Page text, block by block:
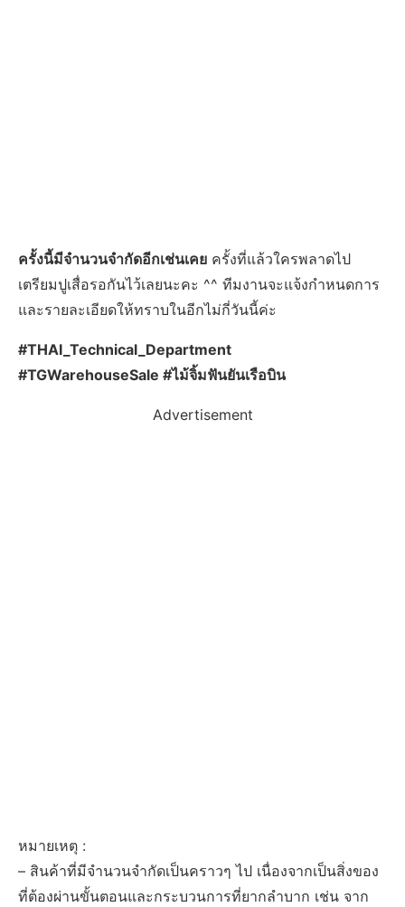
ครั้งนี้มีจำนวนจำกัดอีกเช่นเคย ครั้งที่แล้วใครพลาดไป
เตรียมปูเสื่อรอกันไว้เลยนะคะ ^^ ทีมงานจะแจ้งกำหนดการ
และรายละเอียดให้ทราบในอีกไม่กี่วันนี้ค่ะ
#THAI_Technical_Department
#TGWarehouseSale #ไม้จิ้มฟันยันเรือบิน
Advertisement
หมายเหตุ :
– สินค้าที่มีจำนวนจำกัดเป็นคราวๆ ไป เนื่องจากเป็นสิ่งของ
ที่ต้องผ่านขั้นตอนและกระบวนการที่ยากลำบาก เช่น จาก